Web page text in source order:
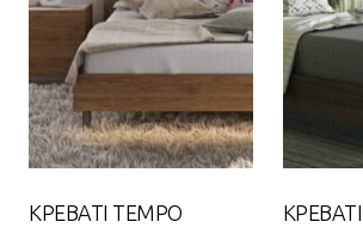
ΚΡΕΒΑΤΙ TEMPO